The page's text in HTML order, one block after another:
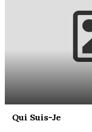
Qui Suis-Je